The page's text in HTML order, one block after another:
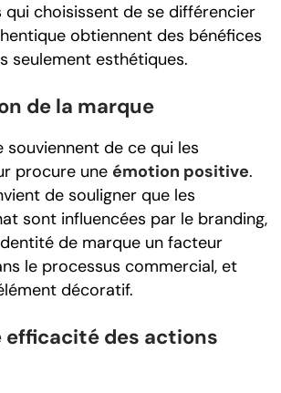
qui choisissent de se différencier
obtiennent des bénéfices
seulement esthétiques.
de la marque
souviennent de ce qui les
procure une émotion positive.
de souligner que les
sont influencées par le branding,
de marque un facteur
le processus commercial, et
décoratif.
efficacité des actions